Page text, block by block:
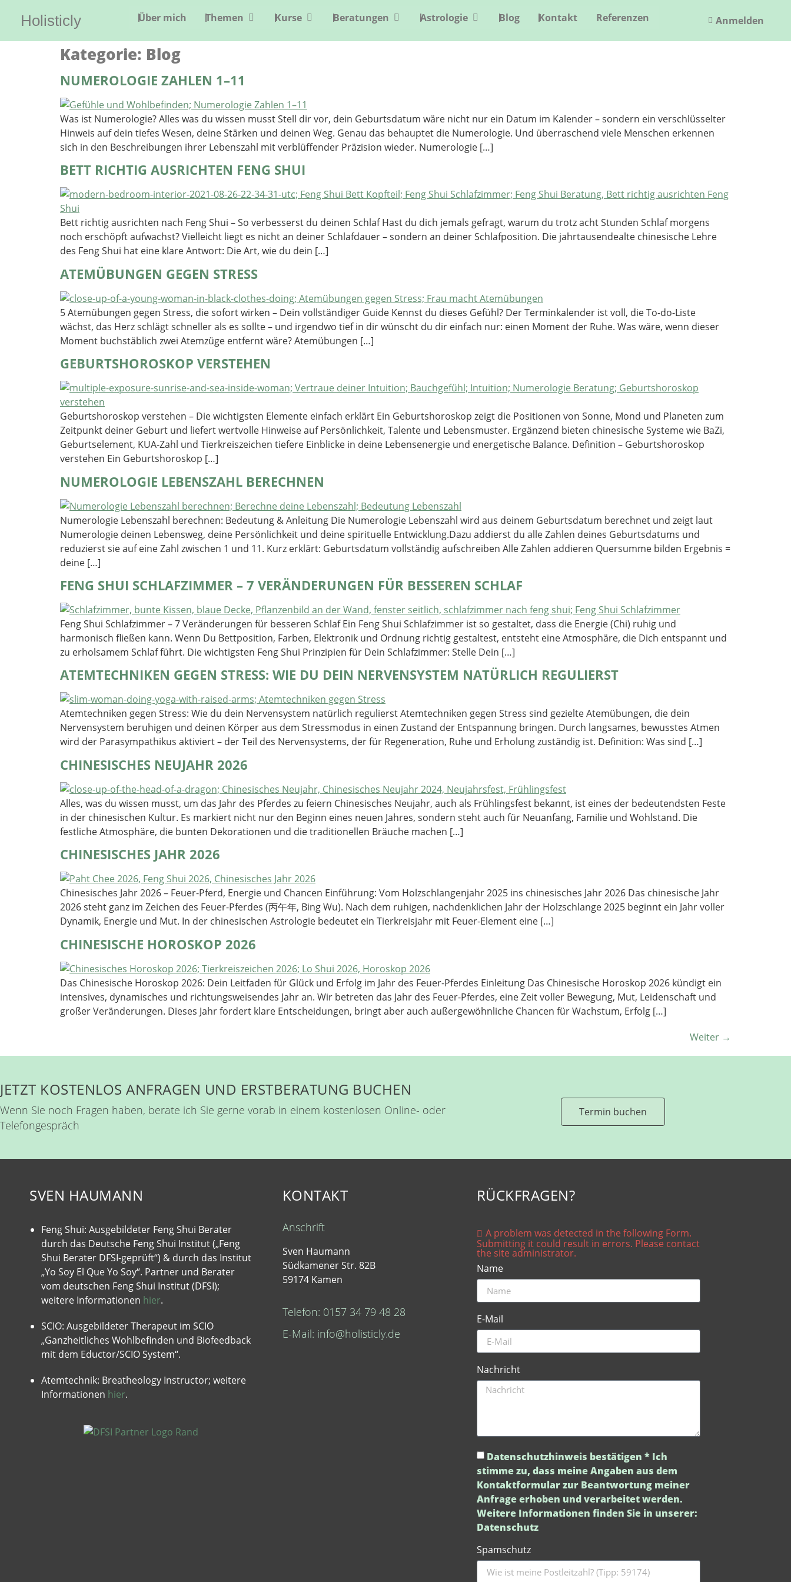
Holisticly Über mich Themen Kurse Beratungen Astrologie Blog Kontakt Referenzen Anmelden
Kategorie: Blog
NUMEROLOGIE ZAHLEN 1–11
Was ist Numerologie? Alles was du wissen musst Stell dir vor, dein Geburtsdatum wäre nicht nur ein Datum im Kalender – sondern ein verschlüsselter
Hinweis auf dein tiefes Wesen, deine Stärken und deinen Weg. Genau das behauptet die Numerologie. Und überraschend viele Menschen erkennen
sich in den Beschreibungen ihrer Lebenszahl mit verblüffender Präzision wieder. Numerologie […]
BETT RICHTIG AUSRICHTEN FENG SHUI
Bett richtig ausrichten nach Feng Shui – So verbesserst du deinen Schlaf Hast du dich jemals gefragt, warum du trotz acht Stunden Schlaf morgens
noch erschöpft aufwachst? Vielleicht liegt es nicht an deiner Schlafdauer – sondern an deiner Schlafposition. Die jahrtausendealte chinesische Lehre
des Feng Shui hat eine klare Antwort: Die Art, wie du dein […]
ATEMÜBUNGEN GEGEN STRESS
5 Atemübungen gegen Stress, die sofort wirken – Dein vollständiger Guide Kennst du dieses Gefühl? Der Terminkalender ist voll, die To-do-Liste
wächst, das Herz schlägt schneller als es sollte – und irgendwo tief in dir wünscht du dir einfach nur: einen Moment der Ruhe. Was wäre, wenn dieser
Moment buchstäblich zwei Atemzüge entfernt wäre? Atemübungen […]
GEBURTSHOROSKOP VERSTEHEN
Geburtshoroskop verstehen – Die wichtigsten Elemente einfach erklärt Ein Geburtshoroskop zeigt die Positionen von Sonne, Mond und Planeten zum
Zeitpunkt deiner Geburt und liefert wertvolle Hinweise auf Persönlichkeit, Talente und Lebensmuster. Ergänzend bieten chinesische Systeme wie BaZi,
Geburtselement, KUA-Zahl und Tierkreiszeichen tiefere Einblicke in deine Lebensenergie und energetische Balance. Definition – Geburtshoroskop
verstehen Ein Geburtshoroskop […]
NUMEROLOGIE LEBENSZAHL BERECHNEN
Numerologie Lebenszahl berechnen: Bedeutung & Anleitung Die Numerologie Lebenszahl wird aus deinem Geburtsdatum berechnet und zeigt laut
Numerologie deinen Lebensweg, deine Persönlichkeit und deine spirituelle Entwicklung.Dazu addierst du alle Zahlen deines Geburtsdatums und
reduzierst sie auf eine Zahl zwischen 1 und 11. Kurz erklärt: Geburtsdatum vollständig aufschreiben Alle Zahlen addieren Quersumme bilden Ergebnis =
deine […]
FENG SHUI SCHLAFZIMMER – 7 VERÄNDERUNGEN FÜR BESSEREN SCHLAF
Feng Shui Schlafzimmer – 7 Veränderungen für besseren Schlaf Ein Feng Shui Schlafzimmer ist so gestaltet, dass die Energie (Chi) ruhig und
harmonisch fließen kann. Wenn Du Bettposition, Farben, Elektronik und Ordnung richtig gestaltest, entsteht eine Atmosphäre, die Dich entspannt und
zu erholsamem Schlaf führt. Die wichtigsten Feng Shui Prinzipien für Dein Schlafzimmer: Stelle Dein […]
ATEMTECHNIKEN GEGEN STRESS: WIE DU DEIN NERVENSYSTEM NATÜRLICH REGULIERST
Atemtechniken gegen Stress: Wie du dein Nervensystem natürlich regulierst Atemtechniken gegen Stress sind gezielte Atemübungen, die dein
Nervensystem beruhigen und deinen Körper aus dem Stressmodus in einen Zustand der Entspannung bringen. Durch langsames, bewusstes Atmen
wird der Parasympathikus aktiviert – der Teil des Nervensystems, der für Regeneration, Ruhe und Erholung zuständig ist. Definition: Was sind […]
CHINESISCHES NEUJAHR 2026
Alles, was du wissen musst, um das Jahr des Pferdes zu feiern Chinesisches Neujahr, auch als Frühlingsfest bekannt, ist eines der bedeutendsten Feste
in der chinesischen Kultur. Es markiert nicht nur den Beginn eines neuen Jahres, sondern steht auch für Neuanfang, Familie und Wohlstand. Die
festliche Atmosphäre, die bunten Dekorationen und die traditionellen Bräuche machen […]
CHINESISCHES JAHR 2026
Chinesisches Jahr 2026 – Feuer-Pferd, Energie und Chancen Einführung: Vom Holzschlangenjahr 2025 ins chinesisches Jahr 2026 Das chinesische Jahr
2026 steht ganz im Zeichen des Feuer-Pferdes (丙午年, Bing Wu). Nach dem ruhigen, nachdenklichen Jahr der Holzschlange 2025 beginnt ein Jahr voller
Dynamik, Energie und Mut. In der chinesischen Astrologie bedeutet ein Tierkreisjahr mit Feuer-Element eine […]
CHINESISCHE HOROSKOP 2026
Das Chinesische Horoskop 2026: Dein Leitfaden für Glück und Erfolg im Jahr des Feuer-Pferdes Einleitung Das Chinesische Horoskop 2026 kündigt ein
intensives, dynamisches und richtungsweisendes Jahr an. Wir betreten das Jahr des Feuer-Pferdes, eine Zeit voller Bewegung, Mut, Leidenschaft und
großer Veränderungen. Dieses Jahr fordert klare Entscheidungen, bringt aber auch außergewöhnliche Chancen für Wachstum, Erfolg […]
Weiter →
JETZT KOSTENLOS ANFRAGEN UND ERSTBERATUNG BUCHEN
Wenn Sie noch Fragen haben, berate ich Sie gerne vorab in einem kostenlosen Online- oder
Telefongespräch
Termin buchen
SVEN HAUMANN
Feng Shui: Ausgebildeter Feng Shui Berater
durch das Deutsche Feng Shui Institut („Feng
Shui Berater DFSI-geprüft“) & durch das Institut
„Yo Soy El Que Yo Soy“. Partner und Berater
vom deutschen Feng Shui Institut (DFSI);
weitere Informationen hier.
SCIO: Ausgebildeter Therapeut im SCIO
„Ganzheitliches Wohlbefinden und Biofeedback
mit dem Eductor/SCIO System“.
Atemtechnik: Breatheology Instructor; weitere
Informationen hier.
KONTAKT
Anschrift
Sven Haumann
Südkamener Str. 82B
59174 Kamen
Telefon: 0157 34 79 48 28
E-Mail: info@holisticly.de
RÜCKFRAGEN?
A problem was detected in the following Form.
Submitting it could result in errors. Please contact
the site administrator.
Name
E-Mail
Nachricht
Datenschutzhinweis bestätigen * Ich
stimme zu, dass meine Angaben aus dem
Kontaktformular zur Beantwortung meiner
Anfrage erhoben und verarbeitet werden.
Weitere Informationen finden Sie in unserer:
Datenschutz
Spamschutz